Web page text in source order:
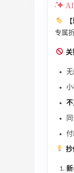
专属
关
小
不
付
抄